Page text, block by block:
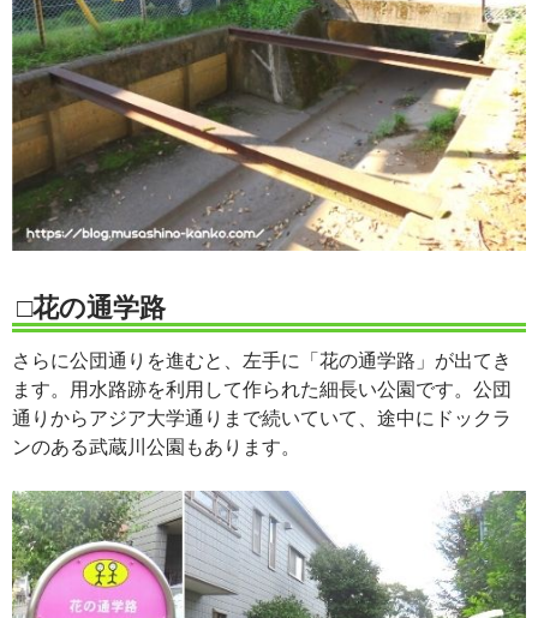
□花の通学路
さらに公団通りを進むと、左手に「花の通学路」が出てき
ます。用水路跡を利用して作られた細長い公園です。公団
通りからアジア大学通りまで続いていて、途中にドックラ
ンのある武蔵川公園もあります。